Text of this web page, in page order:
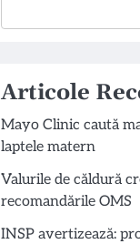
Articole
Mayo Clinic caută
laptele matern
Valurile de căldură
recomandările OMS
INSP avertizează: